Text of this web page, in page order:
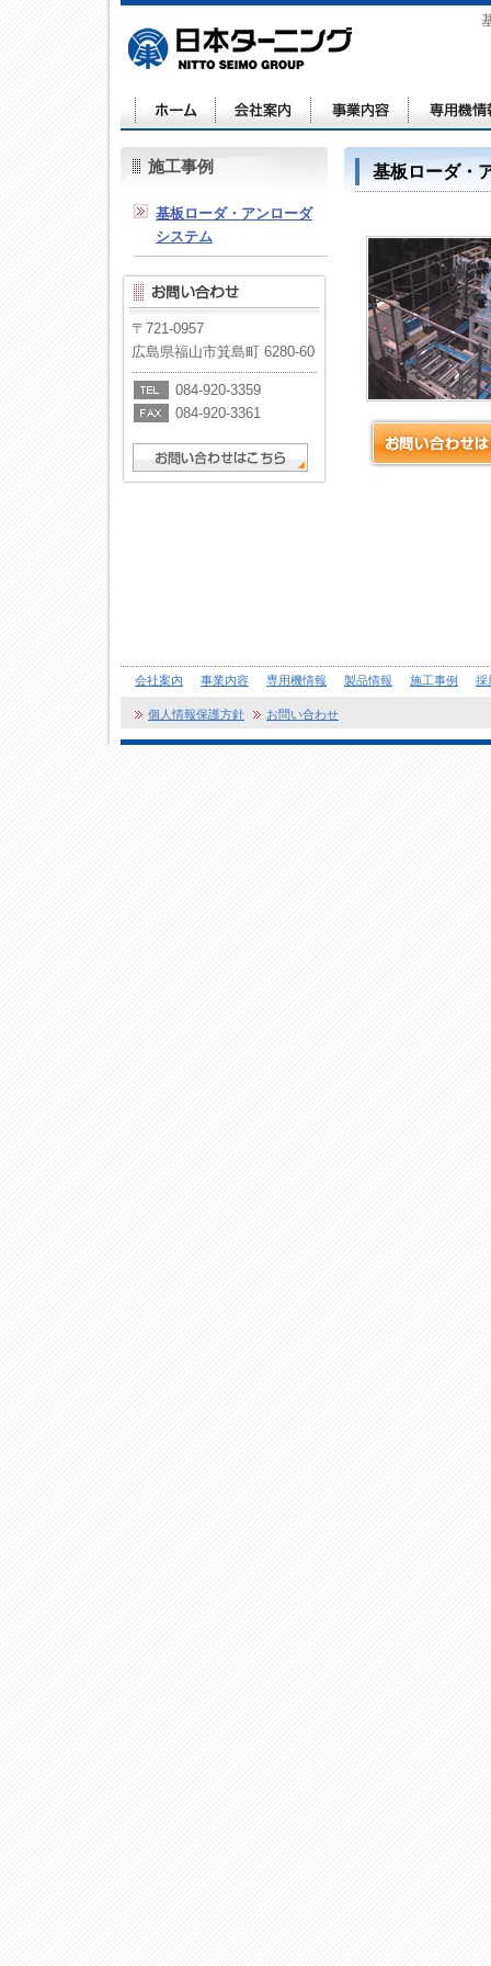
施工事例
基板ローダ・アンローダ
システム
〒721-0957
広島県福山市箕島町 6280-60
084-920-3359
084-920-3361
基板ローダ・
会社案内 事業内容 専用機情報 製品情報 施工事例 採
個人情報保護方針 お問い合わせ